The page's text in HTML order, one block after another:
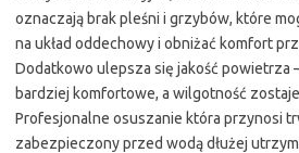
oznaczają brak pleśni i grzybów, które
na układ oddechowy i obniżać komfort
Dodatkowo ulepsza się jakość powietrza
bardziej komfortowe, a wilgotność
Profesjonalne osuszanie która przynosi
zabezpieczony przed wodą dłużej